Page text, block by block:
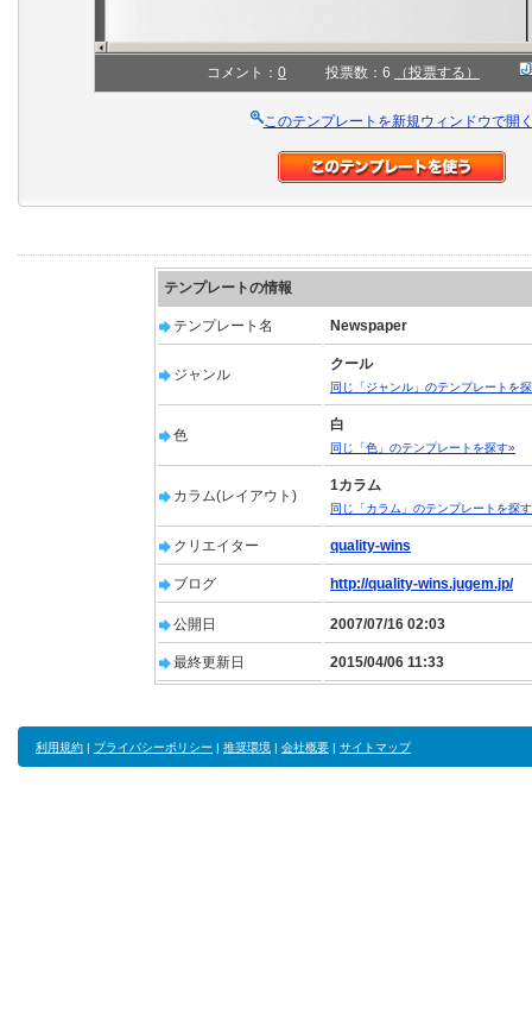
コメント： 0 投票数：6 （投票する）
このテンプレートを新規ウィンドウで開
テンプレートの情報
テンプレート名 Newspaper
ジャンル
クール
同じ「ジャンル」のテンプレートを
色
白
同じ「色」のテンプレートを探す»
カラム(レイアウト)
1カラム
同じ「カラム」のテンプレートを探
クリエイター quality-wins
ブログ http://quality-wins.jugem.jp/
公開日 2007/07/16 02:03
最終更新日 2015/04/06 11:33
利用規約 | プライバシーポリシー | 推奨環境 | 会社概要 | サイトマップ